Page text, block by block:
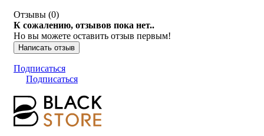
Отзывы (0)
К сожалению, отзывов пока нет..
Но вы можете оставить отзыв первым!
Написать отзыв
Подписаться
Подписаться